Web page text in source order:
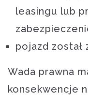
leasingu lub
pojazd został
Wada prawna
konsekwencje